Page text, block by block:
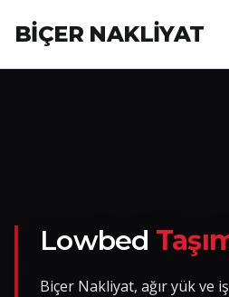
BİÇER NAKLİYAT
Nakliye Yük İlanları
Lowbed
Biçer Nakliyat, ağır yük ve iş